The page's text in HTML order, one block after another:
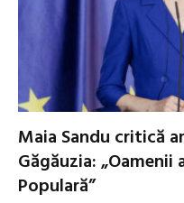
Maia Sandu critică
Găgăuzia:
Populară”